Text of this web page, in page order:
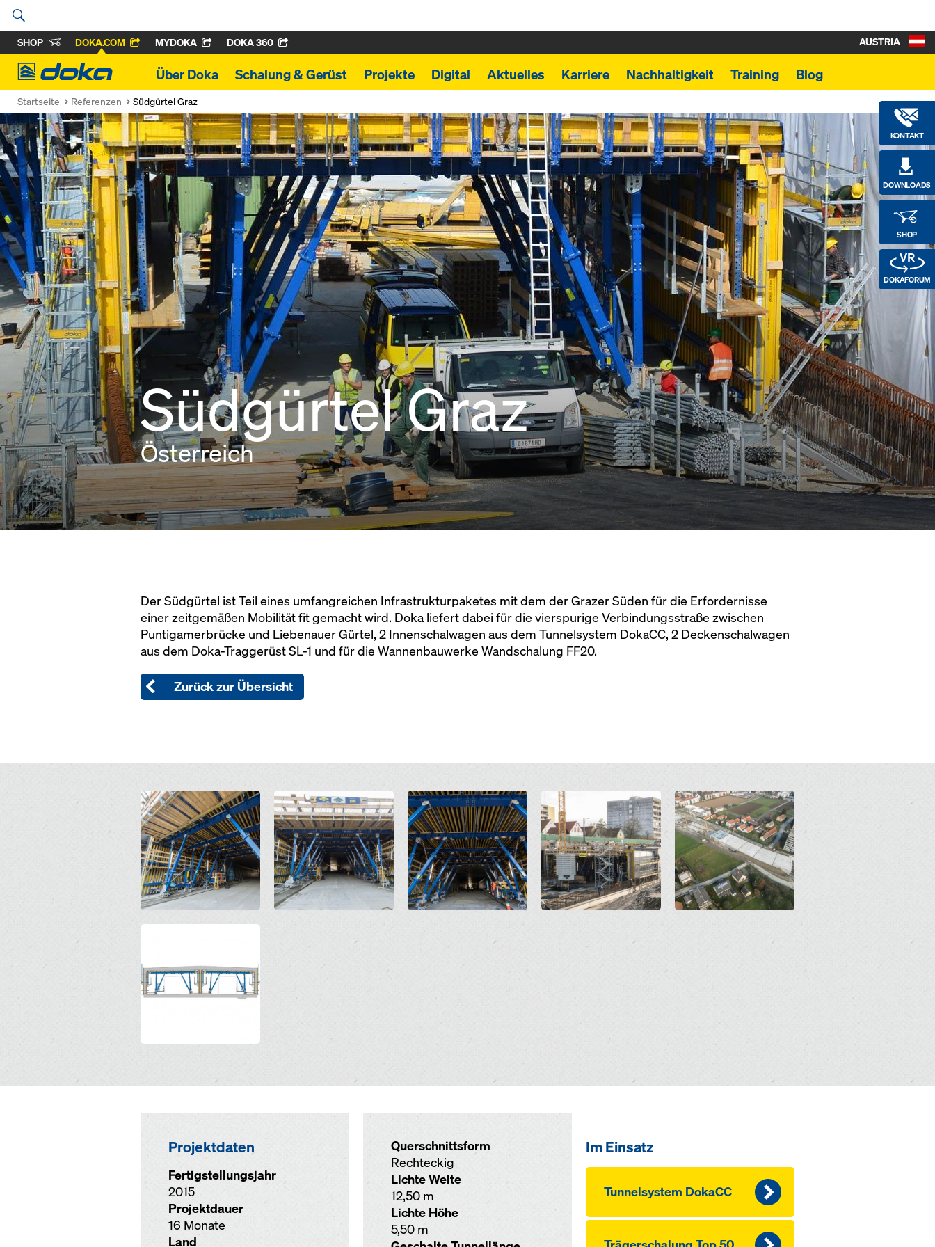
SHOP DOKA.COM MYDOKA DOKA 360
Doka
Über Doka Schalung & Gerüst Projekte Digital Aktuelles Karriere Nachhaltigkeit Training Blog
KONTAKT
DOWNLOADS
SHOP
DOKAFORUM
AUSTRIA
Startseite Referenzen Südgürtel Graz
Südgürtel Graz
Österreich
Der Südgürtel ist Teil eines umfangreichen Infrastrukturpaketes mit dem der Grazer Süden für die Erfordernisse
einer zeitgemäßen Mobilität fit gemacht wird. Doka liefert dabei für die vierspurige Verbindungsstraße zwischen
Puntigamerbrücke und Liebenauer Gürtel, 2 Innenschalwagen aus dem Tunnelsystem DokaCC, 2 Deckenschalwagen
aus dem Doka-Traggerüst SL-1 und für die Wannenbauwerke Wandschalung FF20.
Zurück zur Übersicht
Open Open Open Open Open
Projektdaten
Fertigstellungsjahr
2015
Projektdauer
16 Monate
Land
Querschnittsform
Rechteckig
Lichte Weite
12,50 m
Lichte Höhe
5,50 m
Im Einsatz
Tunnelsystem DokaCC